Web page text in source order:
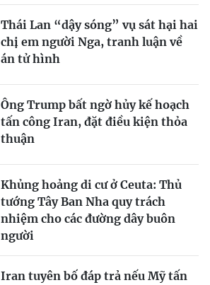
Thái Lan “dậy sóng” vụ sát hại hai
chị em người Nga, tranh luận về
án tử hình
Ông Trump bất ngờ hủy kế hoạch
tấn công Iran, đặt điều kiện thỏa
thuận
Khủng hoảng di cư ở Ceuta: Thủ
tướng Tây Ban Nha quy trách
nhiệm cho các đường dây buôn
người
Iran tuyên bố đáp trả nếu Mỹ tấn